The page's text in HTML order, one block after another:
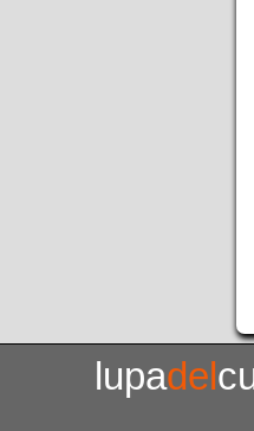
lupadel